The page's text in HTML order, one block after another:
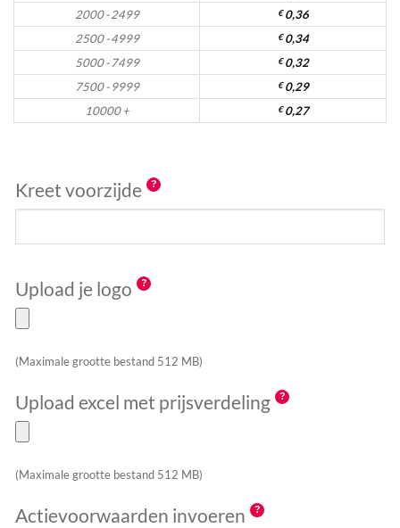
2000 - 2499
€0,36
2500 - 4999
€0,34
5000 - 7499
€0,32
7500 - 9999
€0,29
10000 +
€0,27
Kreet voorzijde
Upload je logo
(Maximale grootte bestand 512 MB)
Upload excel met prijsverdeling
(Maximale grootte bestand 512 MB)
Actievoorwaarden invoeren